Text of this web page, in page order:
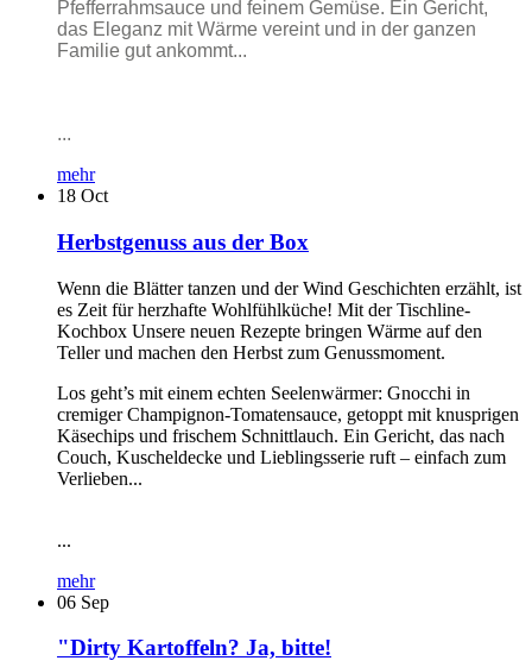
Pfefferrahmsauce und feinem Gemüse. Ein Gericht,
das Eleganz mit Wärme vereint und in der ganzen
Familie gut ankommt...
...
mehr
18 Oct
Herbstgenuss aus der Box
Wenn die Blätter tanzen und der Wind Geschichten erzählt, ist
es Zeit für herzhafte Wohlfühlküche! Mit der Tischline-
Kochbox Unsere neuen Rezepte bringen Wärme auf den
Teller und machen den Herbst zum Genussmoment.
Los geht’s mit einem echten Seelenwärmer: Gnocchi in
cremiger Champignon-Tomatensauce, getoppt mit knusprigen
Käsechips und frischem Schnittlauch. Ein Gericht, das nach
Couch, Kuscheldecke und Lieblingsserie ruft – einfach zum
Verlieben...
...
mehr
06 Sep
"Dirty Kartoffeln? Ja, bitte!